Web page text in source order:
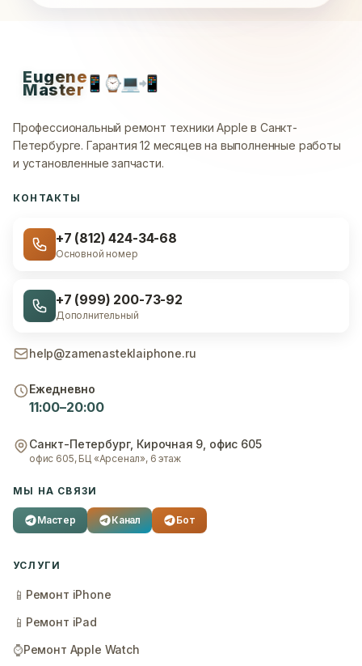
Eugene
Master📱 ⌚💻📲
Профессиональный ремонт техники Apple в Санкт-
Петербурге. Гарантия 12 месяцев на выполненные работы
и установленные запчасти.
КОНТАКТЫ
+7 (812) 424-34-68
Основной номер
+7 (999) 200-73-92
Дополнительный
help@zamenasteklaiphone.ru
Ежедневно
11:00–20:00
Санкт-Петербург, Кирочная 9, офис 605
офис 605, БЦ «Арсенал», 6 этаж
МЫ НА СВЯЗИ
Мастер Канал Бот
УСЛУГИ
📱 Ремонт iPhone
📱 Ремонт iPad
⌚Ремонт Apple Watch